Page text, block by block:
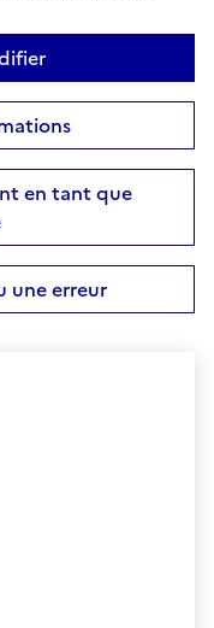
en tant que
une erreur